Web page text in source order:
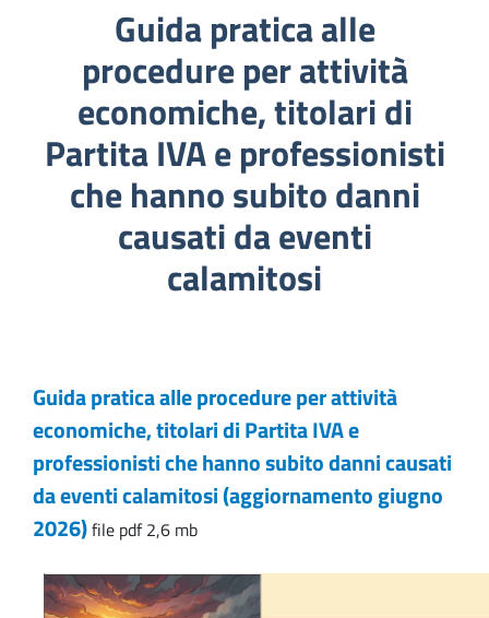
Guida pratica alle
procedure per attività
economiche, titolari di
Partita IVA e professionisti
che hanno subito danni
causati da eventi
calamitosi
Guida pratica alle procedure per attività
economiche, titolari di Partita IVA e
professionisti che hanno subito danni causati
da eventi calamitosi (aggiornamento giugno
2026)file pdf 2,6 mb